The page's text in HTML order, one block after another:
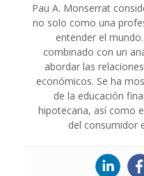
Pau A. Monserrat
no solo como una
entender el
combinado con un
abordar las
económicos. Se ha
de la educación
hipotecaria, así como
del consumidor